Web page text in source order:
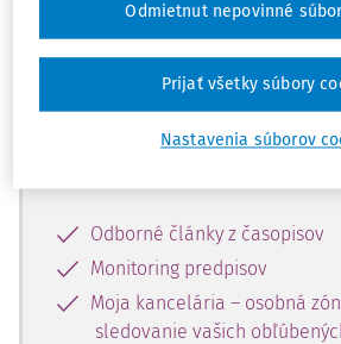
Odomknite si prístup k
obsahu a získajte
zdarma, stačí sa len
Vďaka registrácii získate
Odborné články z časopisov
Monitoring predpisov
Moja kancelária – osobná
sledovanie vašich
Nastavenia súborov
Odmietnut nepovinné
Prijať všetky súbory